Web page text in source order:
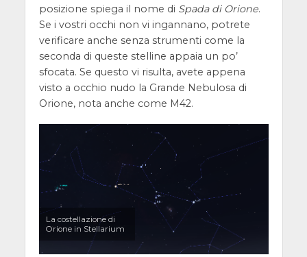
posizione spiega il nome di Spada di Orione.
Se i vostri occhi non vi ingannano, potrete
verificare anche senza strumenti come la
seconda di queste stelline appaia un po’
sfocata. Se questo vi risulta, avete appena
visto a occhio nudo la Grande Nebulosa di
Orione, nota anche come M42.
La costellazione di
Orione in Stellarium